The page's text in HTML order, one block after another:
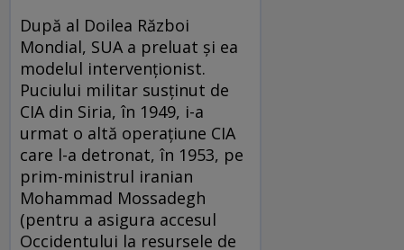
După al Doilea Război
Mondial, SUA a preluat și ea
modelul intervenționist.
Puciului militar susținut de
CIA din Siria, în 1949, i-a
urmat o altă operațiune CIA
care l-a detronat, în 1953, pe
prim-ministrul iranian
Mohammad Mossadegh
(pentru a asigura accesul
Occidentului la resursele de